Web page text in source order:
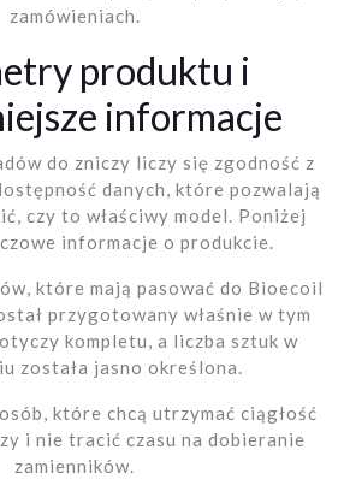
zamówieniach.
produktu i
informacje
do zniczy liczy się zgodność z
danych, które pozwalają
czy to właściwy model. Poniżej
informacje o produkcie.
które mają pasować do Bioecoil
przygotowany właśnie w tym
kompletu, a liczba sztuk w
została jasno określona.
które chcą utrzymać ciągłość
i nie tracić czasu na dobieranie
zamienników.